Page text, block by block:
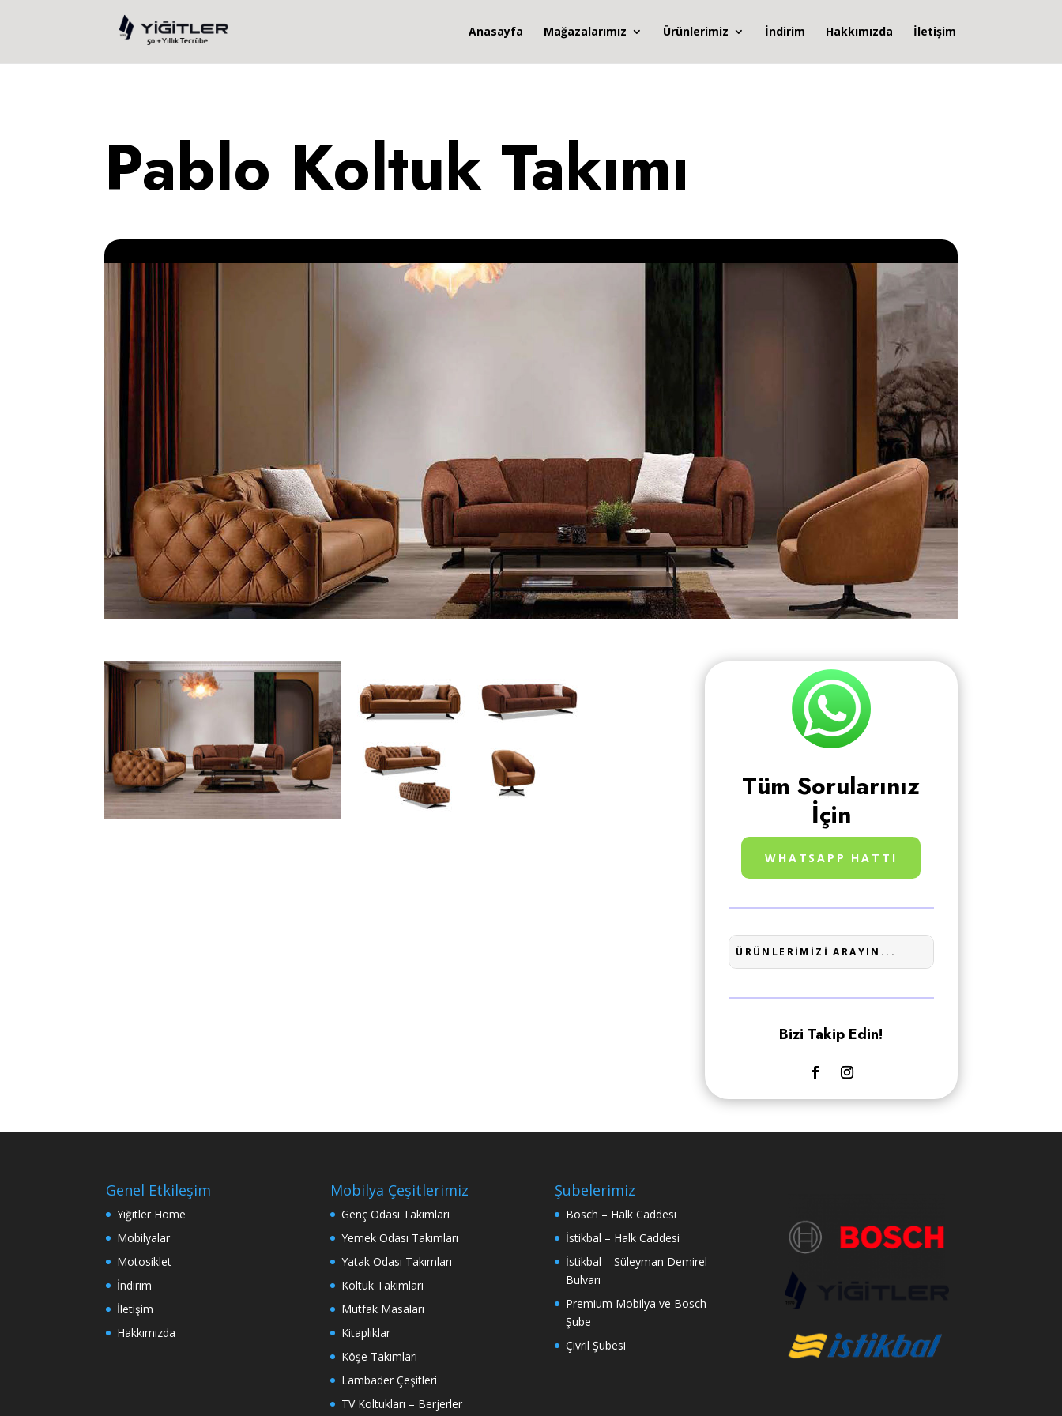
Anasayfa Mağazalarımız Ürünlerimiz İndirim Hakkımızda İletişim
Pablo Koltuk Takımı
Tüm Sorularınız
İçin
WHATSAPP HATTI
Bizi Takip Edin!
Genel Etkileşim
Yiğitler Home
Mobilyalar
Motosiklet
İndirim
İletişim
Hakkımızda
Mobilya Çeşitlerimiz
Genç Odası Takımları
Yemek Odası Takımları
Yatak Odası Takımları
Koltuk Takımları
Mutfak Masaları
Kitaplıklar
Köşe Takımları
Lambader Çeşitleri
TV Koltukları – Berjerler
Şubelerimiz
Bosch – Halk Caddesi
İstikbal – Halk Caddesi
İstikbal – Süleyman Demirel
Bulvarı
Premium Mobilya ve Bosch
Şube
Çivril Şubesi